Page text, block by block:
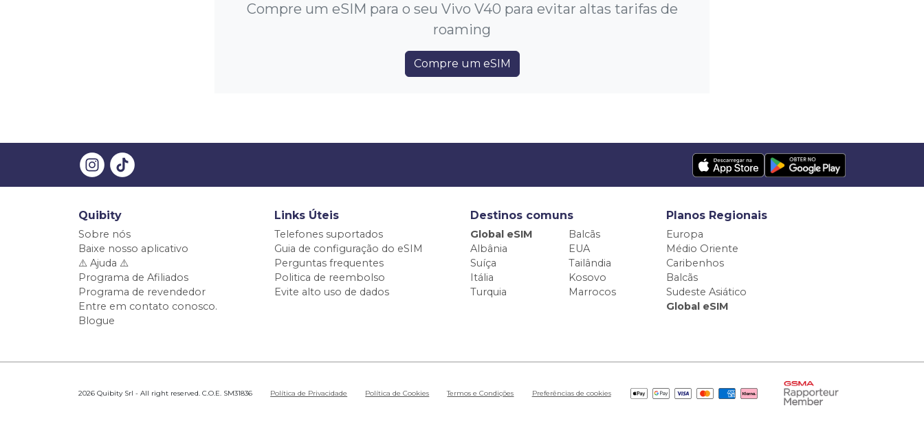
Compre um eSIM para o seu Vivo V40 para evitar altas tarifas de
roaming
Compre um eSIM
Quibity
Sobre nós
Baixe nosso aplicativo
⚠️ Ajuda ⚠️
Programa de Afiliados
Programa de revendedor
Entre em contato conosco.
Blogue
Links Úteis
Telefones suportados
Guia de configuração do eSIM
Perguntas frequentes
Politica de reembolso
Evite alto uso de dados
Destinos comuns
Global eSIM
Balcãs
Albânia
EUA
Suíça
Tailândia
Itália
Kosovo
Turquia
Marrocos
Planos Regionais
Europa
Médio Oriente
Caribenhos
Balcãs
Sudeste Asiático
Global eSIM
2026 Quibity Srl - All right reserved. C.O.E. SM31836 Política de Privacidade Política de Cookies Termos e Condições Preferências de cookies